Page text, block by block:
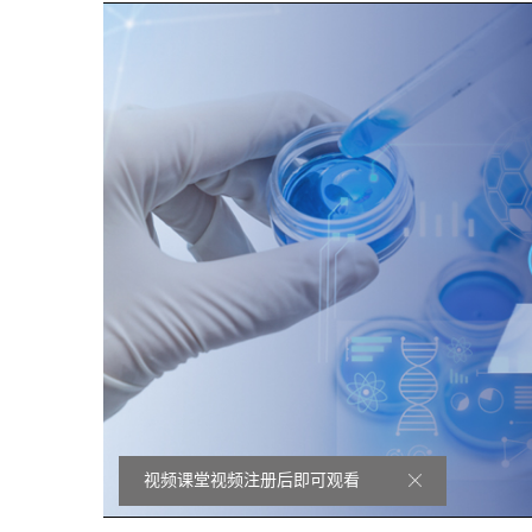
视频课堂视频注册后即可观看